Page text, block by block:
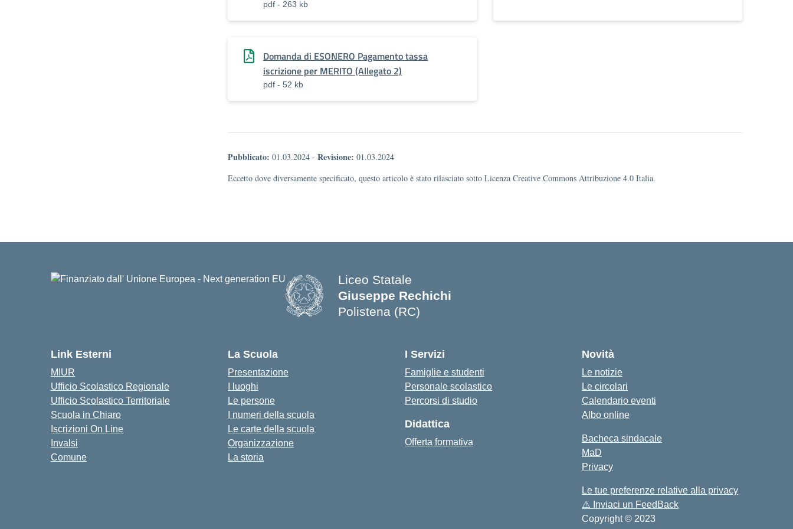
pdf - 263 kb
Domanda di ESONERO Pagamento tassa
iscrizione per MERITO (Allegato 2)
pdf - 52 kb
Pubblicato: 01.03.2024 - Revisione: 01.03.2024
Eccetto dove diversamente specificato, questo articolo è stato rilasciato sotto Licenza Creative Commons Attribuzione 4.0 Italia.
Liceo Statale
Giuseppe Rechichi
Polistena (RC)
Link Esterni
MIUR
Ufficio Scolastico Regionale
Ufficio Scolastico Territoriale
Scuola in Chiaro
Iscrizioni On Line
Invalsi
Comune
La Scuola
Presentazione
I luoghi
Le persone
I numeri della scuola
Le carte della scuola
Organizzazione
La storia
I Servizi
Famiglie e studenti
Personale scolastico
Percorsi di studio
Didattica
Offerta formativa
Novità
Le notizie
Le circolari
Calendario eventi
Albo online
Bacheca sindacale
MaD
Privacy
Le tue preferenze relative alla privacy
⚠️ Inviaci un FeedBack
Copyright © 2023